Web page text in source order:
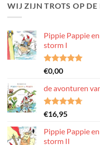
WIJ ZIJN TROTS OP
Pippie Pappie
storm I
Waardering
5.00
€0,00
de avonturen
Waardering
4.71uit 5
€16,95
Pippie Pappie
storm II